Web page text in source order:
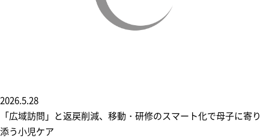
2026.5.28
「広域訪問」と返戻削減、移動・研修のスマート化で母子に寄り
添う小児ケア